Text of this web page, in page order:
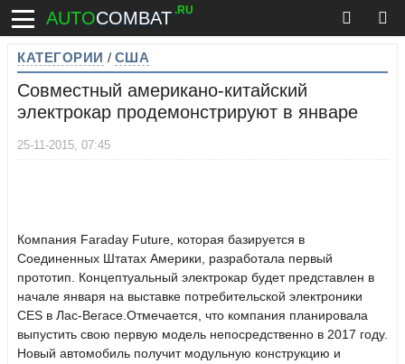
AUTOCOMBAT .RU
КАТЕГОРИИ / США
Совместный американо-китайский
электрокар продемонстрируют в январе
25-11-2015, 07:45
Компания Faraday Future, которая базируется в
Соединенных Штатах Америки, разработала первый
прототип. Концептуальный электрокар будет представлен в
начале января на выставке потребительской электроники
CES в Лас-Вегасе.Отмечается, что компания планировала
выпустить свою первую модель непосредственно в 2017 году.
Новый автомобиль получит модульную конструкцию и